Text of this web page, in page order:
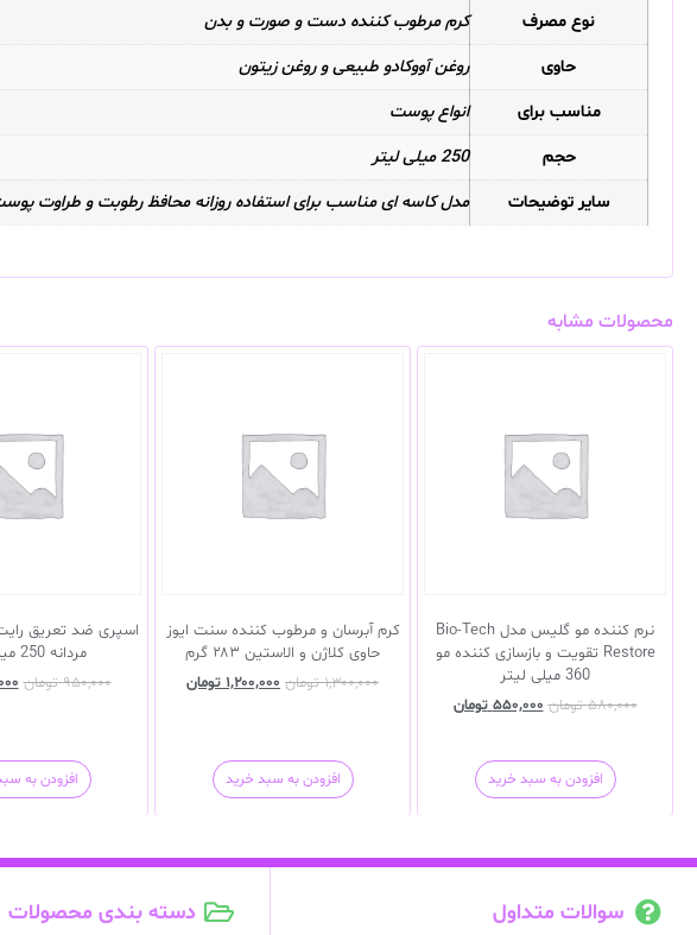
نوع مصرف
کرم مرطوب کننده دست و صورت و بدن
حاوی
روغن آووکادو طبیعی و روغن زیتون
مناسب برای
انواع پوست
حجم
250 میلی لیتر
سایر توضیحات
مدل کاسه ای مناسب برای استفاده روزانه محافظ رطوبت و طراوت
محصولات مشابه
نرم کننده مو گلیس مدل Bio-Tech
Restore تقویت و بازسازی کننده مو
360 میلی لیتر
۵۸۰,۰۰۰ تومان ۵۵۰,۰۰۰ تومان
افزودن به سبد خرید
کرم آبرسان و مرطوب کننده سنت ایوز
حاوی کلاژن و الاستین ۲۸۳ گرم
۱,۳۰۰,۰۰۰ تومان ۱,۲۰۰,۰۰۰ تومان
افزودن به سبد خرید
مردانه 250 میلی لیتر
۹۵۰,۰۰۰ تومان
افزودن به
سوالات متداول دسته بندی محصولات